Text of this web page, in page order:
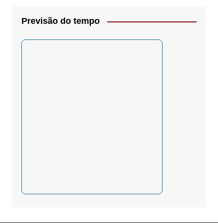
Previsão do tempo